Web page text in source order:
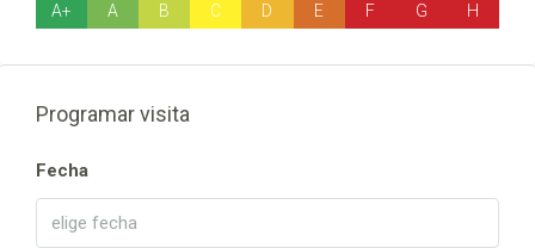
A+ A B C D E F G H
Programar visita
Fecha